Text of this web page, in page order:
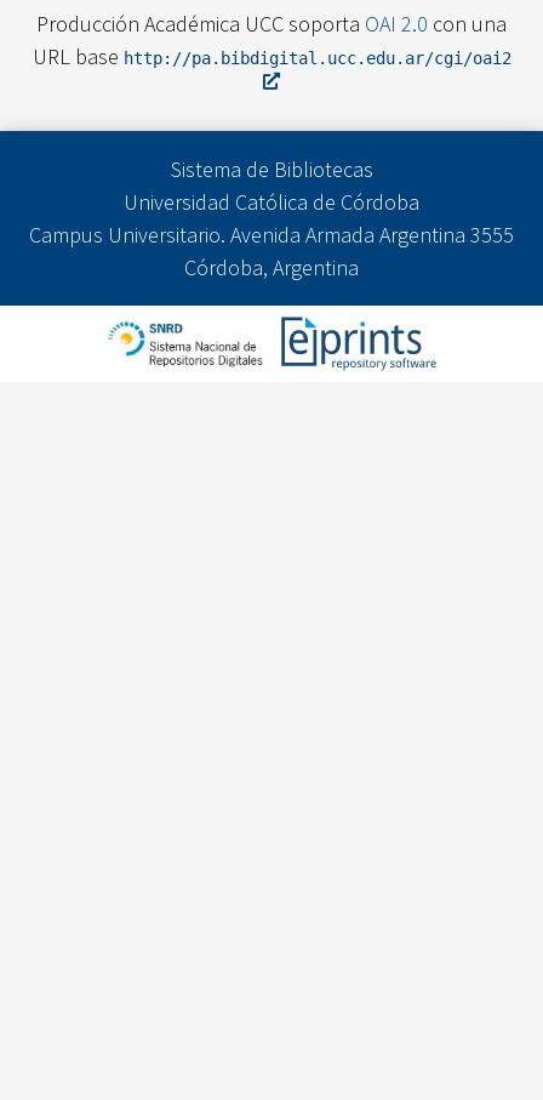
Producción Académica UCC soporta OAI 2.0 con una
URL base http://pa.bibdigital.ucc.edu.ar/cgi/oai2
Sistema de Bibliotecas
Universidad Católica de Córdoba
Campus Universitario. Avenida Armada Argentina 3555
Córdoba, Argentina